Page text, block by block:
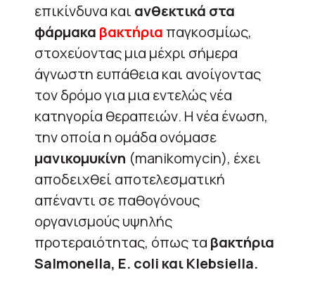
επικίνδυνα και ανθεκτικά στα
φάρμακα βακτήρια παγκοσμίως,
στοχεύοντας μια μέχρι σήμερα
άγνωστη ευπάθεια και ανοίγοντας
τον δρόμο για μια εντελώς νέα
κατηγορία θεραπειών. Η νέα ένωση,
την οποία η ομάδα ονόμασε
μανικομυκίνη (manikomycin), έχει
αποδειχθεί αποτελεσματική
απέναντι σε παθογόνους
οργανισμούς υψηλής
προτεραιότητας, όπως τα βακτήρια
Salmonella, E. coli και Klebsiella.